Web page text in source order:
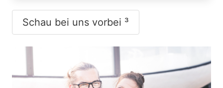
Schau bei uns vorbei ³